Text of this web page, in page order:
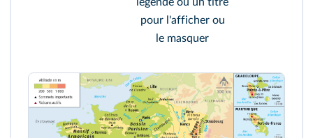
pour l'afficher ou
le masquer